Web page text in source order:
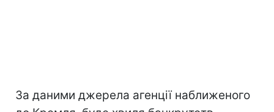
За даними джерела агенції наближеного